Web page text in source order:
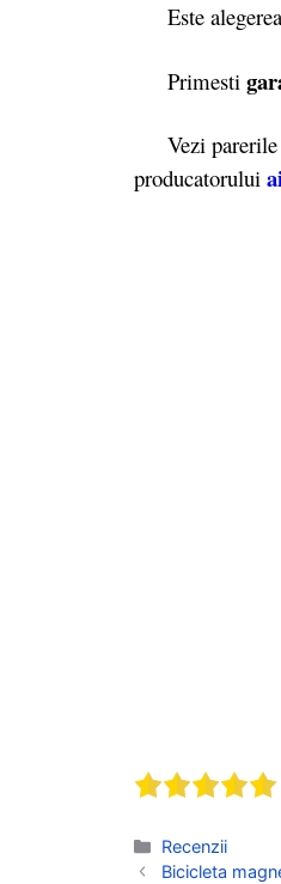
Este alegerea
Primesti
Vezi parerile
producatorului
Categorii
Recenzii
Bicicleta